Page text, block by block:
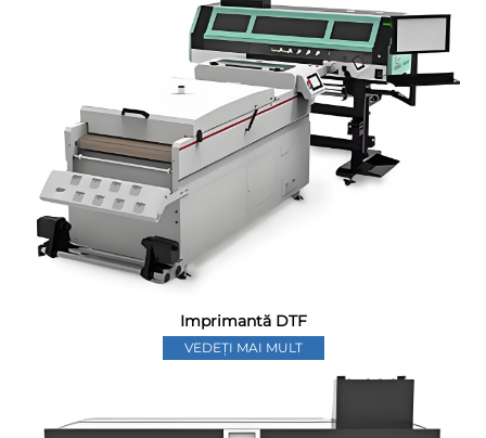
Imprimantă DTF
VEDEȚI MAI MULT